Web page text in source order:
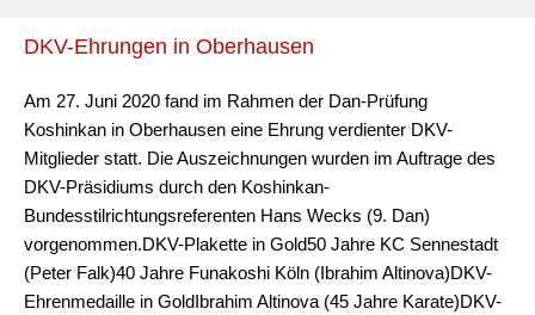
DKV-Ehrungen in Oberhausen
Am 27. Juni 2020 fand im Rahmen der Dan-Prüfung
Koshinkan in Oberhausen eine Ehrung verdienter DKV-
Mitglieder statt. Die Auszeichnungen wurden im Auftrage des
DKV-Präsidiums durch den Koshinkan-
Bundesstilrichtungsreferenten Hans Wecks (9. Dan)
vorgenommen.DKV-Plakette in Gold50 Jahre KC Sennestadt
(Peter Falk)40 Jahre Funakoshi Köln (Ibrahim Altinova)DKV-
Ehrenmedaille in GoldIbrahim Altinova (45 Jahre Karate)DKV-